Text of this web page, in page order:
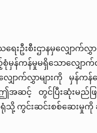
ရေးဦးစီးဌာနမှလျှောက်
မှန်ကန်မှုမရှိသောလျှော
ျှောက်လွှာများကို မှန်
ဤအဆင့် တွင်ပြီးဆုံးမည်ဖ
သို့ ကွင်းဆင်းစစ်ဆေးမှု